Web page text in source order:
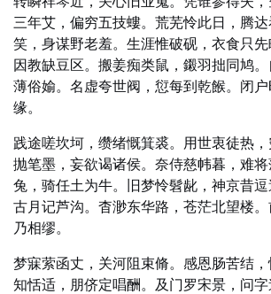
三年艾，偏穷五技螻。荒芜怜此日，腾
笑，身谋野老羞。生涯惟破砚，衣食只先
因教缺豆区。搬姜痴类鼠，鎩羽拙同鸠
薄俗媮。名虚夸世阀，愆每到乾餱。闭
缘。
践途嗟坎坷，缵绪慨箕裘。用世衷徒热
抛笔墨，妄欲谒诸侯。奈侍慈帏暮，难
兔，骑任土为牛。旧梦怜髫龀，神京昔逗
古月记芦沟。杳渺东华路，苍茫北望楼
乃相缪。
梦寐萦函丈，关河阻束脩。感恩肠苦结
知恬适，朋侪定唱酬。及门罗宋景，问